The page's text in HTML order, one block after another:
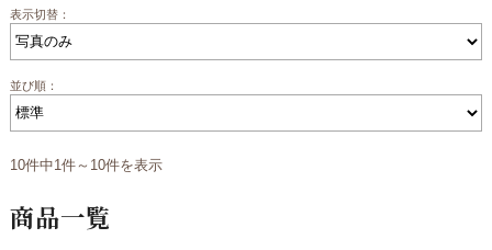
表示切替：
並び順：
10件中1件～10件を表示
商品一覧